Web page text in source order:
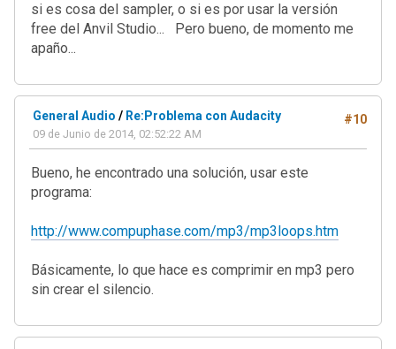
si es cosa del sampler, o si es por usar la versión
free del Anvil Studio... Pero bueno, de momento me
apaño...
#10
General Audio / Re:Problema con Audacity
09 de Junio de 2014, 02:52:22 AM
Bueno, he encontrado una solución, usar este
programa:
http://www.compuphase.com/mp3/mp3loops.htm
Básicamente, lo que hace es comprimir en mp3 pero
sin crear el silencio.